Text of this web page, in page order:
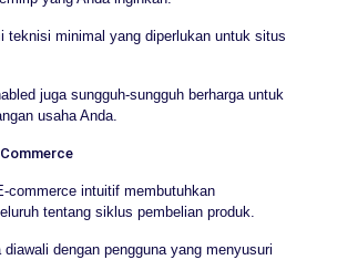
teknisi minimal yang diperlukan untuk situs
juga sungguh-sungguh berharga untuk
usaha Anda.
commerce intuitif membutuhkan
tentang siklus pembelian produk.
diawali dengan pengguna yang menyusuri